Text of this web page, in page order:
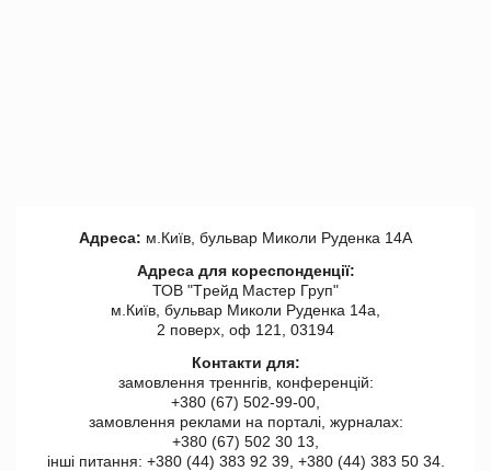
Адреса: м.Київ, бульвар Миколи Руденка 14А
Адреса для кореспонденції:
ТОВ "Tрейд Мастер Груп"
м.Київ, бульвар Миколи Руденка 14а,
2 поверх, оф 121, 03194
Контакти для:
замовлення треннгів, конференцій:
+380 (67) 502-99-00,
замовлення реклами на порталі, журналах:
+380 (67) 502 30 13,
інші питання: +380 (44) 383 92 39, +380 (44) 383 50 34.